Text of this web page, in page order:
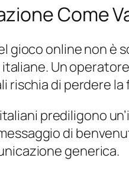
Come
gioco online non
Un
rischia di perdere
prediligono
di
generica.